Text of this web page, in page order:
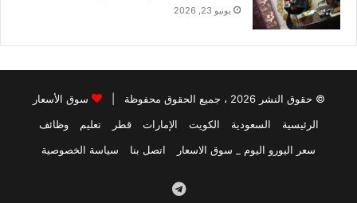
يونيو 23, 2026
© حقوق النشر 2026 ، جميع الحقوق محفوظة |
سوق الأسعار
الرئيسية
السعودية الكويت الإمارات قطر تعليم
وظائف
سعر اليورو اليوم _ سوق الاسعار
اتصل بنا سياسة الخصوصية
Telegram